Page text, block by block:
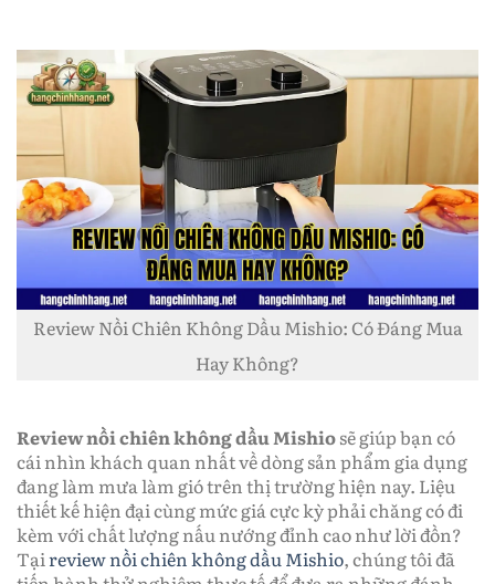
Review Nồi Chiên Không Dầu Mishio: Có Đáng Mua
Hay Không?
Review nồi chiên không dầu Mishiosẽ giúp bạn có
cái nhìn khách quan nhất về dòng sản phẩm gia dụng
đang làm mưa làm gió trên thị trường hiện nay. Liệu
thiết kế hiện đại cùng mức giá cực kỳ phải chăng có đi
kèm với chất lượng nấu nướng đỉnh cao như lời đồn?
Tạireview nồi chiên không dầu Mishio, chúng tôi đã